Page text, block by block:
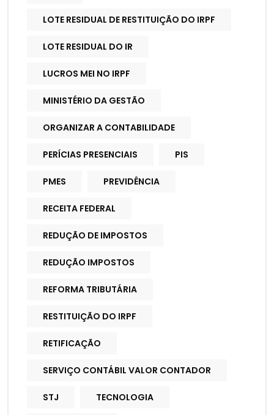
LOTE RESIDUAL DE RESTITUIÇÃO DO IRPF
LOTE RESIDUAL DO IR
LUCROS MEI NO IRPF
MINISTÉRIO DA GESTÃO
ORGANIZAR A CONTABILIDADE
PERÍCIAS PRESENCIAIS PIS
PMES PREVIDÊNCIA
RECEITA FEDERAL
REDUÇÃO DE IMPOSTOS
REDUÇÃO IMPOSTOS
REFORMA TRIBUTÁRIA
RESTITUIÇÃO DO IRPF
RETIFICAÇÃO
SERVIÇO CONTÁBIL VALOR CONTADOR
STJ TECNOLOGIA